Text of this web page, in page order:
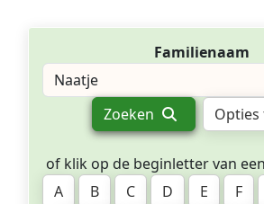
Familienaam
Zoeken
of klik op de beginletter van
A
B C D E F